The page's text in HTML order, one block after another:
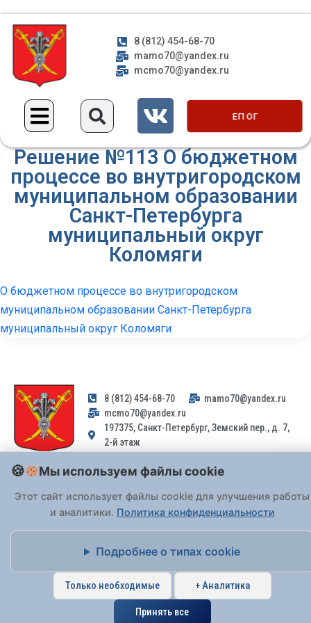
8 (812) 454-68-70
mamo70@yandex.ru
mcmo70@yandex.ru
ЕП ОГ
Решение №113 О бюджетном
процессе во внутригородском
муниципальном образовании
Санкт-Петербурга
муниципальный округ
Коломяги
О бюджетном процессе во внутригородском
муниципальном образовании Санкт-Петербурга
муниципальный округ Коломяги
8 (812) 454-68-70
mamo70@yandex.ru
mcmo70@yandex.ru
197375, Санкт-Петербург, Земский пер., д. 7,
2-й этаж
Заявления и обращения граждан и организаций, поступившие на
адрес email, не могут быть рассмотрены на основании
Федерального закона от 02.05.2006 № 59-ФЗ
принимаются только: по почте, черезпортал «Госуслуги» (ЕПГУ)
На Сайте действуетПолитика обработки персональных данных.
Мы используем файлы cookie
Этот сайт использует файлы cookie для улучшения работы
и аналитики. Политика конфиденциальности
Подробнее о типах cookie
Только необходимые + Аналитика
Принять все